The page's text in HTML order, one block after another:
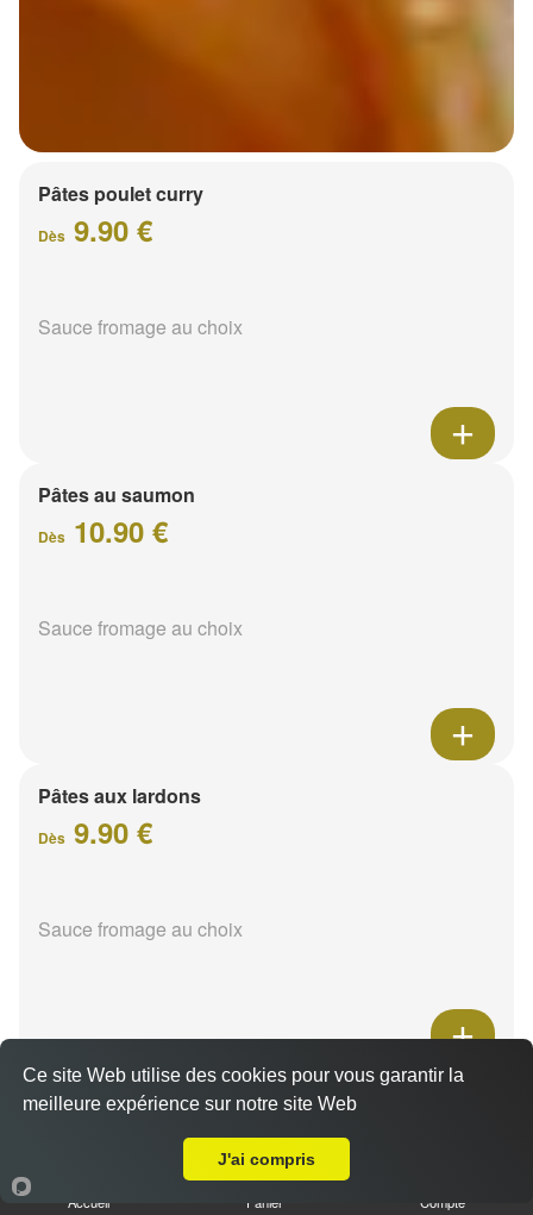
Pâtes poulet curry
Dès 9.90 €
Sauce fromage au choix
Pâtes au saumon
Dès 10.90 €
Sauce fromage au choix
Pâtes aux lardons
Dès 9.90 €
Sauce fromage au choix
Pâtes au poulet
Accueil Panier Compte
Ce site Web utilise des cookies pour vous garantir la
meilleure expérience sur notre site Web
J'ai compris